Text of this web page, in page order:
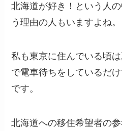
北海道が好き！という人
う理由の人もいますよね。
私も東京に住んでいる頃
で電車待ちをしているだ
です。
北海道への移住希望者の